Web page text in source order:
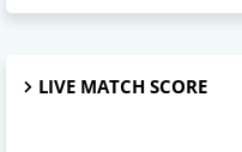
LIVE MATCH SCORE